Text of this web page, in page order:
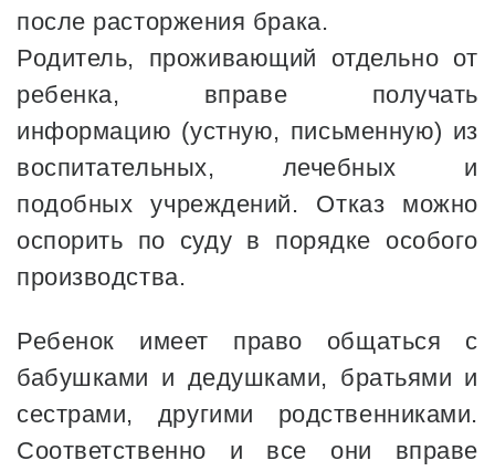
после расторжения брака.
Родитель, проживающий отдельно от
ребенка, вправе получать
информацию (устную, письменную) из
воспитательных, лечебных и
подобных учреждений. Отказ можно
оспорить по суду в порядке особого
производства.
Ребенок имеет право общаться с
бабушками и дедушками, братьями и
сестрами, другими родственниками.
Соответственно и все они вправе